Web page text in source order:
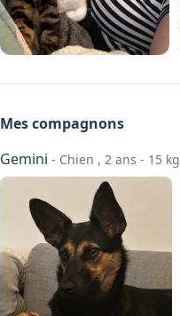
Mes compagnons
Gemini - Chien , 2 ans - 15 kg